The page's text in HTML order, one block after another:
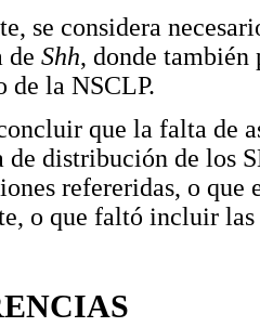
se considera
de Shh, donde también
de la NSCLP.
que la falta de
de distribución de los
refereridas, o que
o que faltó incluir